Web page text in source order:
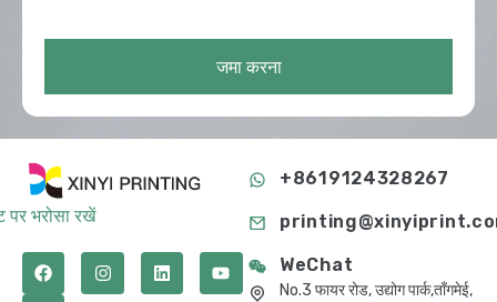
जमा करना
पर भरोसा रखें
+8619124328267
WeChat
No.3 फायर रोड, उद्योग पार्क,ताँगमेई,